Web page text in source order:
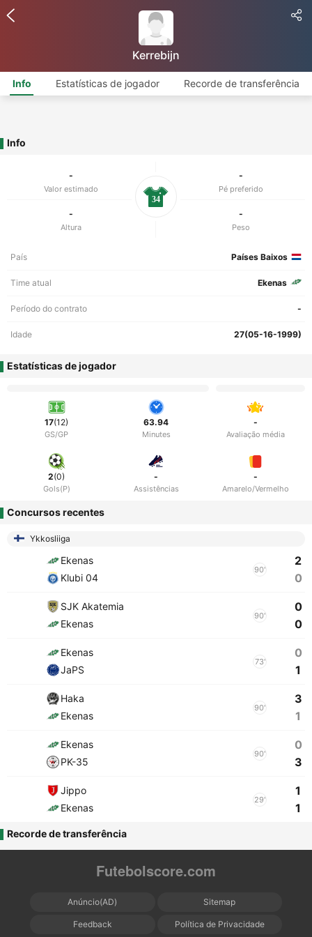
Kerrebijn
Info Estatísticas de jogador Recorde de transferência
Info
-
Valor estimado
-
Pé preferido
-
Altura
-
Peso
34
País Países Baixos
Time atual Ekenas
Período do contrato -
Idade 27(05-16-1999)
Estatísticas de jogador
17(12)
GS/GP
63.94
Minutes
-
Avaliação média
2(0)
Gols(P)
-
Assistências
-
Amarelo/Vermelho
Concursos recentes
Ykkosliiga
Ekenas
Klubi 04
90'
2
0
SJK Akatemia
Ekenas
90'
0
0
Ekenas
JaPS
73'
0
1
Haka
Ekenas
90'
3
1
Ekenas
PK-35
90'
0
3
Jippo
Ekenas
29'
1
1
Recorde de transferência
Futebolscore.com
Anúncio(AD) Sitemap
Feedback Política de Privacidade